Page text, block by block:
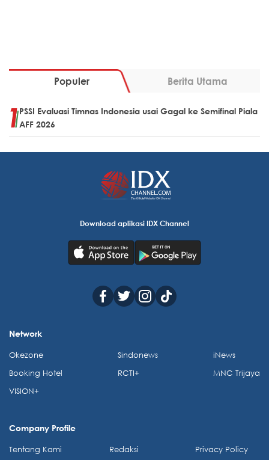
Populer Berita Utama
PSSI Evaluasi Timnas Indonesia usai Gagal ke Semifinal Piala
AFF 2026
Download aplikasi IDX Channel
Network
Okezone
Booking Hotel
VISION+
Sindonews
RCTI+
iNews
MNC Trijaya
Company Profile
Tentang Kami Redaksi Privacy Policy